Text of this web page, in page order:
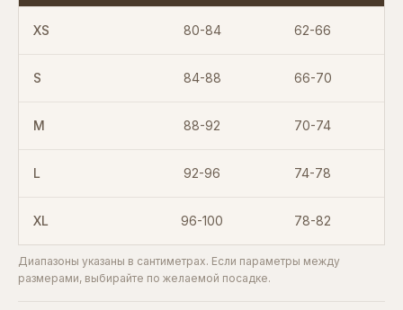
XS 80-84 62-66
S 84-88 66-70
M 88-92 70-74
L 92-96 74-78
XL 96-100 78-82
Диапазоны указаны в сантиметрах. Если параметры между
размерами, выбирайте по желаемой посадке.